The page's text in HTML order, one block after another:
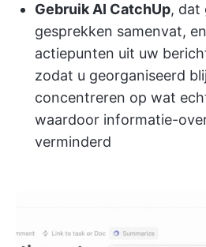
Gebruik AI CatchUp, dat
gesprekken samenvat, en
actiepunten uit uw
zodat u georganiseerd
concentreren op wat
waardoor informatie-
verminderd